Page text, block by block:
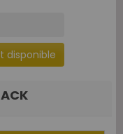
disponible